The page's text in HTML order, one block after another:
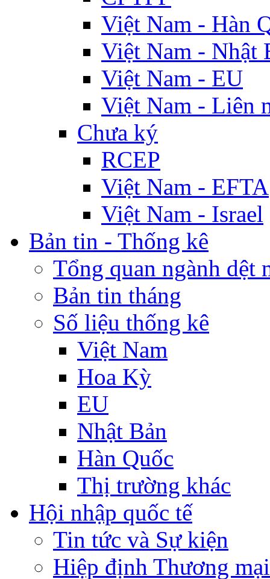
Việt Nam - Hàn
Việt Nam - Nhật
Việt Nam - EU
Việt Nam - Liên
Chưa ký
RCEP
Việt Nam - EFTA
Việt Nam - Israel
Bản tin - Thống kê
Tổng quan ngành dệt
Bản tin tháng
Số liệu thống kê
Việt Nam
Hoa Kỳ
EU
Nhật Bản
Hàn Quốc
Thị trường khác
Hội nhập quốc tế
Tin tức và Sự kiện
Hiệp định Thương